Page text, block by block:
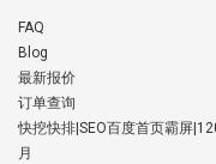
FAQ
Blog
最新报价
订单查询
快挖快排|SEO百度首页霸屏
月